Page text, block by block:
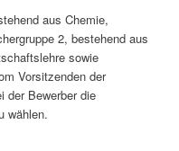
aus Chemie,
2, bestehend aus
sowie
Vorsitzenden der
der Bewerber die
wählen.